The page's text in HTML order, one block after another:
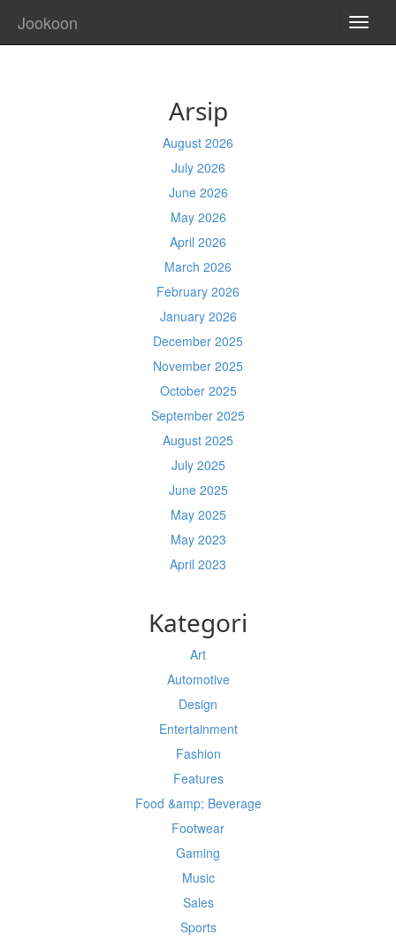
Jookoon
Arsip
August 2026
July 2026
June 2026
May 2026
April 2026
March 2026
February 2026
January 2026
December 2025
November 2025
October 2025
September 2025
August 2025
July 2025
June 2025
May 2025
May 2023
April 2023
Kategori
Art
Automotive
Design
Entertainment
Fashion
Features
Food &amp; Beverage
Footwear
Gaming
Music
Sales
Sports